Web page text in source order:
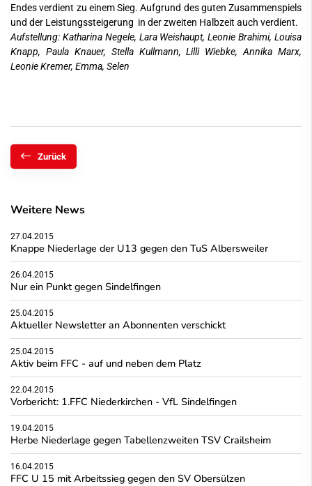
Endes verdient zu einem Sieg. Aufgrund des guten Zusammenspiels
und der Leistungssteigerung in der zweiten Halbzeit auch verdient.
Aufstellung: Katharina Negele, Lara Weishaupt, Leonie Brahimi, Louisa
Knapp, Paula Knauer, Stella Kullmann, Lilli Wiebke, Annika Marx,
Leonie Kremer, Emma, Selen
Zurück
Weitere News
27.04.2015
Knappe Niederlage der U13 gegen den TuS Albersweiler
26.04.2015
Nur ein Punkt gegen Sindelfingen
25.04.2015
Aktueller Newsletter an Abonnenten verschickt
25.04.2015
Aktiv beim FFC - auf und neben dem Platz
22.04.2015
Vorbericht: 1.FFC Niederkirchen - VfL Sindelfingen
19.04.2015
Herbe Niederlage gegen Tabellenzweiten TSV Crailsheim
16.04.2015
FFC U 15 mit Arbeitssieg gegen den SV Obersülzen